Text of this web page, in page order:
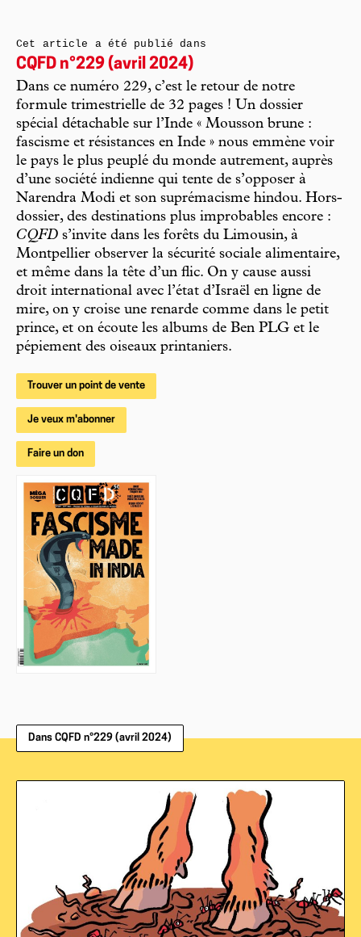
Cet article a été publié dans
CQFD n°229 (avril 2024)
Dans ce numéro 229, c’est le retour de notre
formule trimestrielle de 32 pages ! Un dossier
spécial détachable sur l’Inde « Mousson brune :
fascisme et résistances en Inde » nous emmène voir
le pays le plus peuplé du monde autrement, auprès
d’une société indienne qui tente de s’opposer à
Narendra Modi et son suprémacisme hindou. Hors-
dossier, des destinations plus improbables encore :
CQFD s’invite dans les forêts du Limousin, à
Montpellier observer la sécurité sociale alimentaire,
et même dans la tête d’un flic. On y cause aussi
droit international avec l’état d’Israël en ligne de
mire, on y croise une renarde comme dans le petit
prince, et on écoute les albums de Ben PLG et le
pépiement des oiseaux printaniers.
Trouver un point de vente
Je veux m'abonner
Faire un don
Dans CQFD n°229 (avril 2024)